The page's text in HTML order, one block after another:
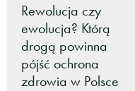
Rewolucja czy
ewolucja? Którą
drogą powinna
pójść ochrona
zdrowia w Polsce